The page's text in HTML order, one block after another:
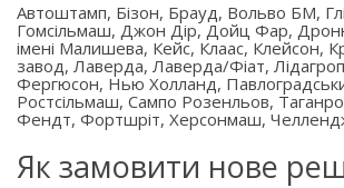
Автоштамп, Бізон, Брауд, Вольво БМ,
Гомсільмаш, Джон Дір, Дойц Фар,
імені Малишева, Кейс, Клаас, Клейсон,
завод, Лаверда, Лаверда/Фіат,
Фергюсон, Нью Холланд,
Ростсільмаш, Сампо Розенльов,
Фендт, Фортшріт, Херсонмаш,
Як замовити нове